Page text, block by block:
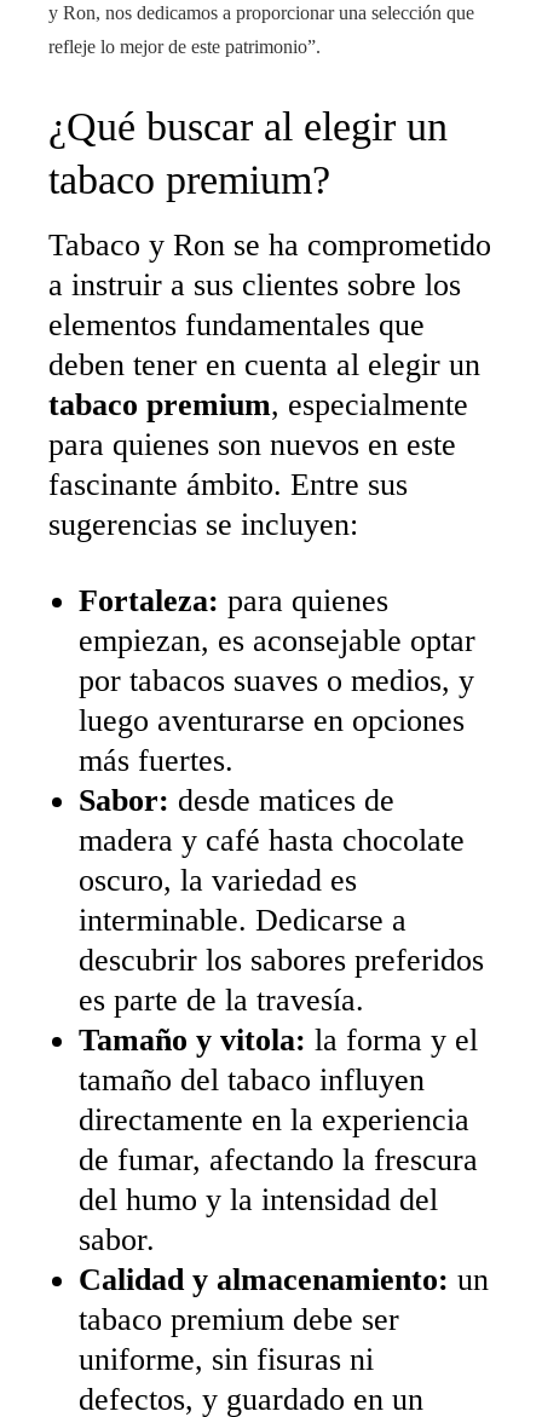
y Ron, nos dedicamos a proporcionar una selección que
refleje lo mejor de este patrimonio”.
¿Qué buscar al elegir un
tabaco premium?
Tabaco y Ron se ha comprometido
a instruir a sus clientes sobre los
elementos fundamentales que
deben tener en cuenta al elegir un
tabaco premium, especialmente
para quienes son nuevos en este
fascinante ámbito. Entre sus
sugerencias se incluyen:
Fortaleza: para quienes
empiezan, es aconsejable optar
por tabacos suaves o medios, y
luego aventurarse en opciones
más fuertes.
Sabor: desde matices de
madera y café hasta chocolate
oscuro, la variedad es
interminable. Dedicarse a
descubrir los sabores preferidos
es parte de la travesía.
Tamaño y vitola: la forma y el
tamaño del tabaco influyen
directamente en la experiencia
de fumar, afectando la frescura
del humo y la intensidad del
sabor.
Calidad y almacenamiento: un
tabaco premium debe ser
uniforme, sin fisuras ni
defectos, y guardado en un